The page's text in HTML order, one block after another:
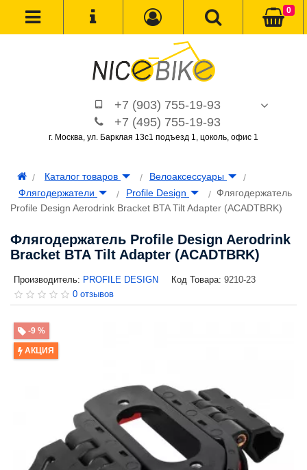
+7 (903) 755-19-93
+7 (495) 755-19-93
г. Москва, ул. Барклая 13с1 подъезд 1, цоколь, офис 1
0
Каталог товаров
Велоаксессуары
Флягодержатели
Profile Design
Флягодержатель
Profile Design Aerodrink Bracket BTA Tilt Adapter (ACADTBRK)
Флягодержатель Profile Design Aerodrink
Bracket BTA Tilt Adapter (ACADTBRK)
Производитель: PROFILE DESIGN Код Товара: 9210-23
0 отзывов
-9 %
АКЦИЯ